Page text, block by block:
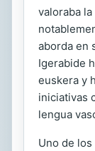
valoraba
aborda en
Igerabide
euskera y
iniciativas
lengua
Uno de